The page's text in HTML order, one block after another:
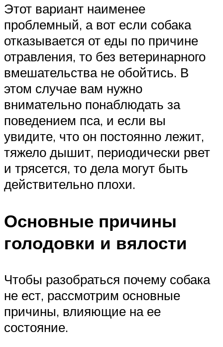
Этот вариант наименее
проблемный, а вот если собака
отказывается от еды по причине
отравления, то без ветеринарного
вмешательства не обойтись. В
этом случае вам нужно
внимательно понаблюдать за
поведением пса, и если вы
увидите, что он постоянно лежит,
тяжело дышит, периодически рвет
и трясется, то дела могут быть
действительно плохи.
Основные причины
голодовки и вялости
Чтобы разобраться почему собака
не ест, рассмотрим основные
причины, влияющие на ее
состояние.